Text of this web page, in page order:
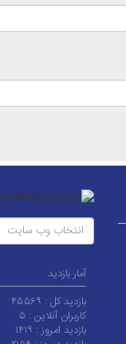
انتخاب وب سایت
آمار بازدید
بازدید کل : ۴۵۵۶۹
کاربران آنلاین :۵
بازدید امروز : ۱۴۱۹